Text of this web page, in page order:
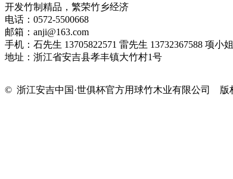
开发竹制精品，繁荣竹乡经济
电话：0572-5500668
邮箱：anji@163.com
手机：石先生 13705822571 雷先生 13732367588 项小
地址：浙江省安吉县孝丰镇大竹村1号
© 浙江安吉中国·世俱杯官方用球竹木业有限公司